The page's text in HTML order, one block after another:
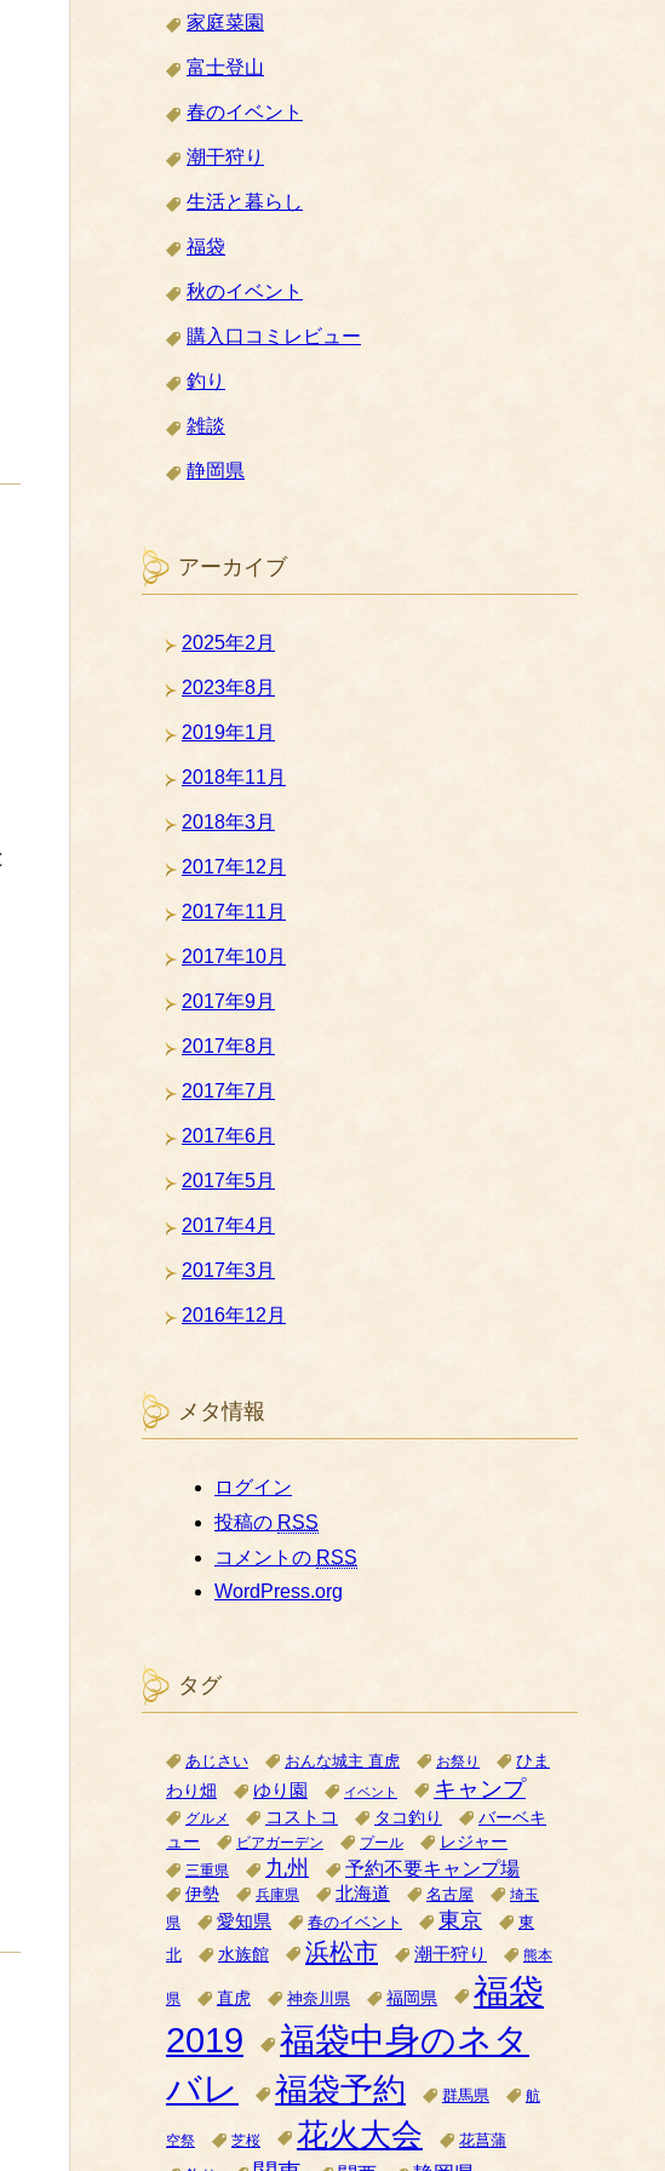
家庭菜園
富士登山
春のイベント
潮干狩り
生活と暮らし
福袋
秋のイベント
購入口コミレビュー
釣り
雑談
静岡県
アーカイブ
2025年2月
2023年8月
2019年1月
2018年11月
2018年3月
2017年12月
2017年11月
2017年10月
2017年9月
2017年8月
2017年7月
2017年6月
2017年5月
2017年4月
2017年3月
2016年12月
メタ情報
ログイン
投稿の RSS
コメントの RSS
WordPress.org
タグ
あじさい おんな城主 直虎 お祭り
ひま
わり畑
ゆり園 イベント キャンプ
グルメ コストコ タコ釣り
バーベキ
ュー
ビアガーデン プール レジャー
三重県 九州 予約不要キャンプ場
伊勢 兵庫県 北海道 名古屋
埼玉
県
愛知県 春のイベント 東京
東
北
水族館 浜松市 潮干狩り 熊本
県 直虎 神奈川県 福岡県
福袋
2019
福袋中身のネタ
バレ
福袋予約 群馬県 航
空祭 芝桜 花火大会 花菖蒲